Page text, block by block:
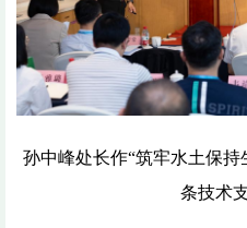
孙中峰处长作“筑牢水土保
条技术